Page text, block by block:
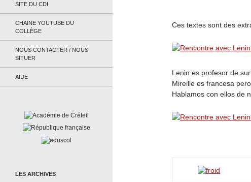
Ces textes sont des
Lenin es profesor de
Mireille es francesa
Hablamos con ellos de
SITE DU CDI
CHAINE YOUTUBE DU
COLLÈGE
NOUS CONTACTER / NOUS
SITUER
AIDE
LES ARCHIVES